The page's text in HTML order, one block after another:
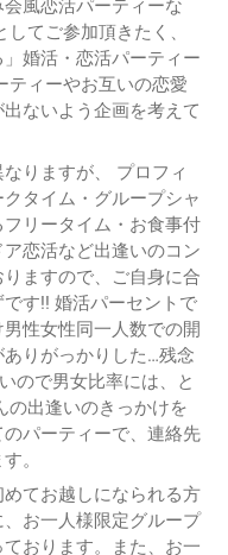
風恋活パーティーな
てご参加頂きたく、
」婚活・恋活パーティー
ティーやお互いの恋愛
ないよう企画を考えて
りますが、 プロフィ
タイム・グループシャ
リータイム・お食事付
恋活など出逢いのコン
ますので、ご自身に合
す!! 婚活パーセントで
性女性同一人数での開
りがっかりした…残念
ので男女比率には、と
の出逢いのきっかけを
パーティーで、連絡先
。
てお越しになられる方
お一人様限定グループ
おります。また、お一